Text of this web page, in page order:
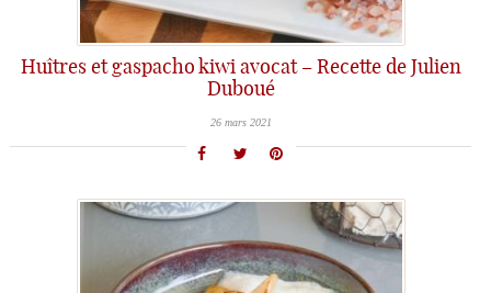
Huîtres et gaspacho kiwi avocat – Recette de Julien
Duboué
26 mars 2021